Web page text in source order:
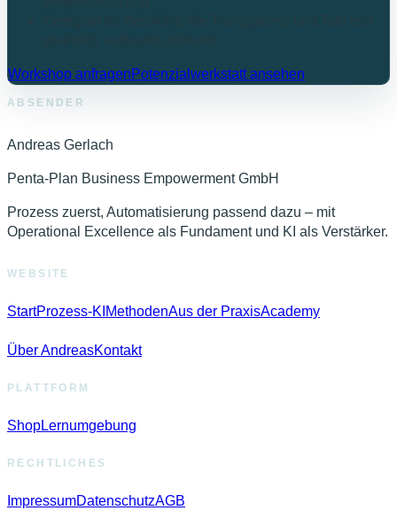
Workshop anfragenPotenzialwerkstatt ansehen
ABSENDER
Andreas Gerlach
Penta-Plan Business Empowerment GmbH
Prozess zuerst, Automatisierung passend dazu – mit
Operational Excellence als Fundament und KI als Verstärker.
WEBSITE
StartProzess-KI MethodenAus der PraxisAcademy
Über AndreasKontakt
PLATTFORM
ShopLernumgebung
RECHTLICHES
ImpressumDatenschutzAGB